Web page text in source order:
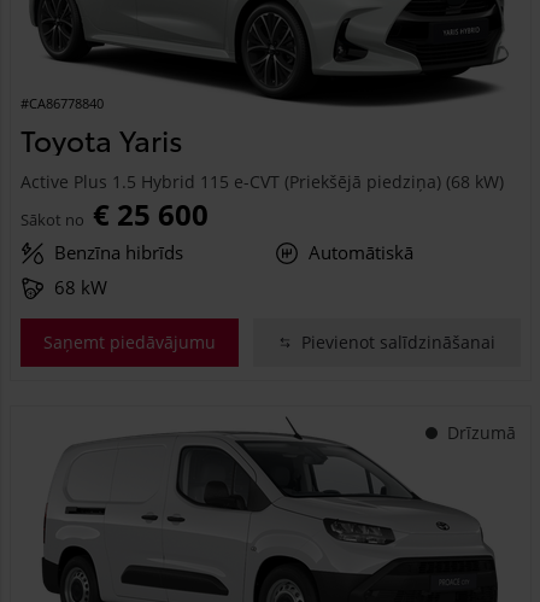
#CA86778840
Toyota Yaris
Active Plus 1.5 Hybrid 115 e-CVT (Priekšējā piedziņa) (68 kW)
Sākot no € 25 600
Benzīna hibrīds
Automātiskā
68 kW
Saņemt piedāvājumu Pievienot salīdzināšanai
Drīzumā